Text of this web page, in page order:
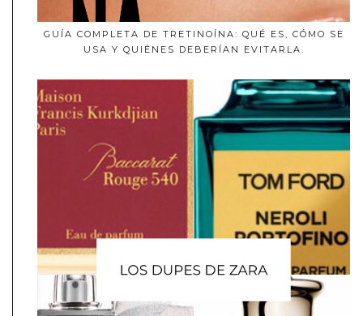
GUÍA COMPLETA DE TRETINOÍNA: QUÉ ES, CÓMO SE
USA Y QUIÉNES DEBERÍAN EVITARLA.